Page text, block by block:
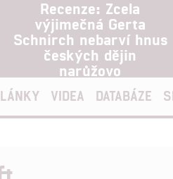
Recenze: Zcela
výjimečná Gerta
Schnirch nebarví hnus
českých dějin
narůžovo
VIDEA DATABÁZE